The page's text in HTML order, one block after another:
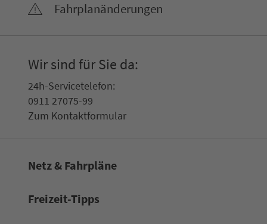
Fahr­plan­ände­rungen
Wir sind für Sie da:
24h-Ser­vice­te­le­fon:
0911 27075-99
Zum Kon­taktformular
Netz & Fahrpläne
Frei­zeit-Tipps